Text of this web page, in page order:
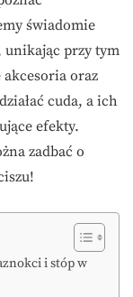
świadomie
unikając przy tym
oraz
cuda, a ich
efekty.
zadbać o
i stóp w